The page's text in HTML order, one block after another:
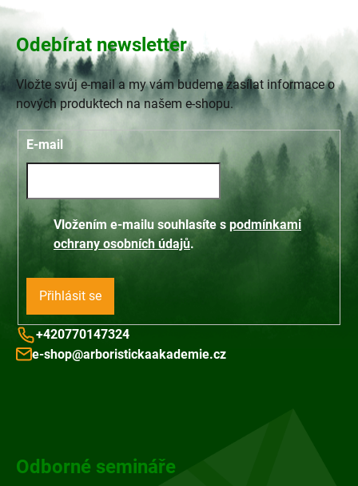
Odebírat newsletter
Vložte svůj e-mail a my vám budeme zasílat informace o
nových produktech na našem e-shopu.
E-mail
Vložením e-mailu souhlasíte s podmínkami
ochrany osobních údajů.
Přihlásit se
+420770147324
e-shop@arboristickaakademie.cz
Odborné semináře